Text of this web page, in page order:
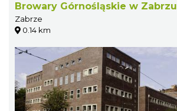
Browary Górnośląskie w Zabrzu
Zabrze
0.14 km